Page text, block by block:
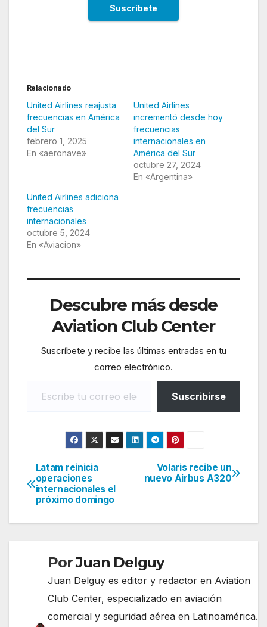
Relacionado
United Airlines reajusta
frecuencias en América
del Sur
febrero 1, 2025
En «aeronave»
United Airlines
incrementó desde hoy
frecuencias
internacionales en
América del Sur
octubre 27, 2024
En «Argentina»
United Airlines adiciona
frecuencias
internacionales
octubre 5, 2024
En «Aviacion»
Descubre más desde
Aviation Club Center
Suscríbete y recibe las últimas entradas en tu
correo electrónico.
Suscribirse
Navegación
de
entradas
Volaris recibe un
nuevo Airbus A320
Latam reinicia
operaciones
internacionales el
próximo domingo
PorJuan Delguy
Juan Delguy es editor y redactor en Aviation
Club Center, especializado en aviación
comercial y seguridad aérea en Latinoamérica.